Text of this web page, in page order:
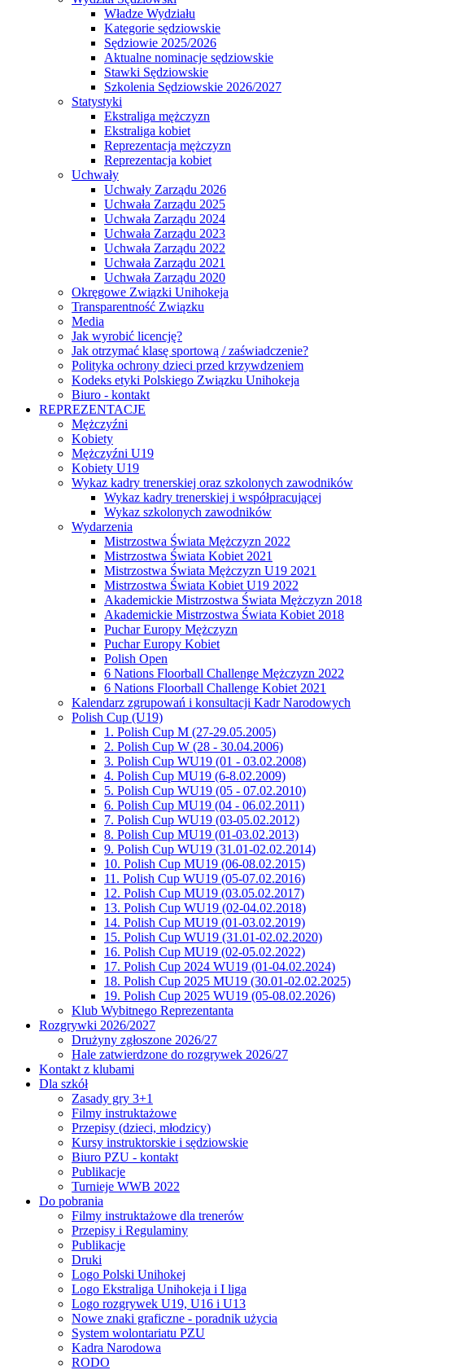
Władze Wydziału
Kategorie sędziowskie
Sędziowie 2025/2026
Aktualne nominacje sędziowskie
Stawki Sędziowskie
Szkolenia Sędziowskie 2026/2027
Statystyki
Ekstraliga mężczyzn
Ekstraliga kobiet
Reprezentacja mężczyzn
Reprezentacja kobiet
Uchwały
Uchwały Zarządu 2026
Uchwała Zarządu 2025
Uchwała Zarządu 2024
Uchwała Zarządu 2023
Uchwała Zarządu 2022
Uchwała Zarządu 2021
Uchwała Zarządu 2020
Okręgowe Związki Unihokeja
Transparentność Związku
Media
Jak wyrobić licencję?
Jak otrzymać klasę sportową / zaświadczenie?
Polityka ochrony dzieci przed krzywdzeniem
Kodeks etyki Polskiego Związku Unihokeja
Biuro - kontakt
REPREZENTACJE
Mężczyźni
Kobiety
Mężczyźni U19
Kobiety U19
Wykaz kadry trenerskiej oraz szkolonych zawodników
Wykaz kadry trenerskiej i współpracującej
Wykaz szkolonych zawodników
Wydarzenia
Mistrzostwa Świata Mężczyzn 2022
Mistrzostwa Świata Kobiet 2021
Mistrzostwa Świata Mężczyzn U19 2021
Mistrzostwa Świata Kobiet U19 2022
Akademickie Mistrzostwa Świata Mężczyzn 2018
Akademickie Mistrzostwa Świata Kobiet 2018
Puchar Europy Mężczyzn
Puchar Europy Kobiet
Polish Open
6 Nations Floorball Challenge Mężczyzn 2022
6 Nations Floorball Challenge Kobiet 2021
Kalendarz zgrupowań i konsultacji Kadr Narodowych
Polish Cup (U19)
1. Polish Cup M (27-29.05.2005)
2. Polish Cup W (28 - 30.04.2006)
3. Polish Cup WU19 (01 - 03.02.2008)
4. Polish Cup MU19 (6-8.02.2009)
5. Polish Cup WU19 (05 - 07.02.2010)
6. Polish Cup MU19 (04 - 06.02.2011)
7. Polish Cup WU19 (03-05.02.2012)
8. Polish Cup MU19 (01-03.02.2013)
9. Polish Cup WU19 (31.01-02.02.2014)
10. Polish Cup MU19 (06-08.02.2015)
11. Polish Cup WU19 (05-07.02.2016)
12. Polish Cup MU19 (03.05.02.2017)
13. Polish Cup WU19 (02-04.02.2018)
14. Polish Cup MU19 (01-03.02.2019)
15. Polish Cup WU19 (31.01-02.02.2020)
16. Polish Cup MU19 (02-05.02.2022)
17. Polish Cup 2024 WU19 (01-04.02.2024)
18. Polish Cup 2025 MU19 (30.01-02.02.2025)
19. Polish Cup 2025 WU19 (05-08.02.2026)
Klub Wybitnego Reprezentanta
Rozgrywki 2026/2027
Drużyny zgłoszone 2026/27
Hale zatwierdzone do rozgrywek 2026/27
Kontakt z klubami
Dla szkół
Zasady gry 3+1
Filmy instruktażowe
Przepisy (dzieci, młodzicy)
Kursy instruktorskie i sędziowskie
Biuro PZU - kontakt
Publikacje
Turnieje WWB 2022
Do pobrania
Filmy instruktażowe dla trenerów
Przepisy i Regulaminy
Publikacje
Druki
Logo Polski Unihokej
Logo Ekstraliga Unihokeja i I liga
Logo rozgrywek U19, U16 i U13
Nowe znaki graficzne - poradnik użycia
System wolontariatu PZU
Kadra Narodowa
RODO